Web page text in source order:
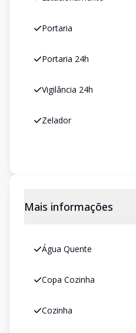
Portaria
Portaria 24h
Vigilância 24h
Zelador
Mais informações
Água Quente
Copa Cozinha
Cozinha